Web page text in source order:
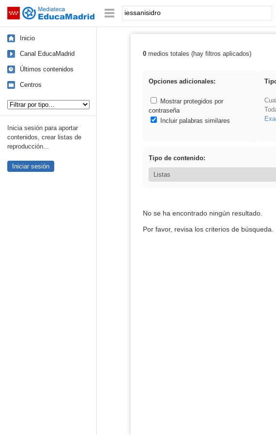
Saltar navegación Palabra o frase:
Inicio
Canal EducaMadrid
Últimos contenidos
Centros
Inicia sesión para aportar
contenidos, crear listas de
reproducción...
Iniciar sesión
Resultados de: iessanisidro
0medios totales (hay filtros aplicados)
Opciones adicionales:
Mostrar protegidos por
contraseña
Incluir palabras similares
Tipo de contenido:
No se ha encontrado ningún resultado.
Por favor, revisa los criterios de búsqueda.